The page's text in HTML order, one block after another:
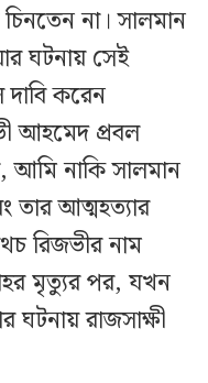
না। সালমান
ঘটনায় সেই
করেন
আহমেদ প্রবল
আমি নাকি সালমান
তার আত্মহত্যার
রিজভীর নাম
মৃত্যুর পর, যখন
ঘটনায় রাজসাক্ষী